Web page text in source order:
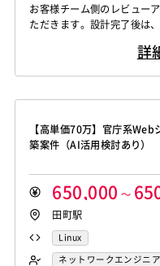
お客様チーム側のレビュー
ただきます。設計完了後は
詳
【高単価70万】官庁系
築案件（AI活用検討あり）
650,000 ～
田町駅
Linux
ネットワークエンジニア